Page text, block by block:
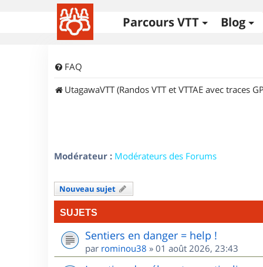
Parcours VTT Blog
FAQ
UtagawaVTT (Randos VTT et VTTAE avec traces
Modérateur : Modérateurs des Forums
Nouveau sujet
SUJETS
Sentiers en danger = help !
par rominou38 » 01 août 2026, 23:43